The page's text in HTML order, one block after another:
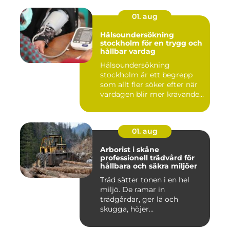
01. aug
Hälsoundersökning
stockholm för en trygg och
hållbar vardag
Hälsoundersökning
stockholm är ett begrepp
som allt fler söker efter när
vardagen blir mer krävande
01. aug
Arborist i skåne
professionell trädvård för
hållbara och säkra miljöer
Träd sätter tonen i en hel
miljö. De ramar in
trädgårdar, ger lä och
skugga, höjer